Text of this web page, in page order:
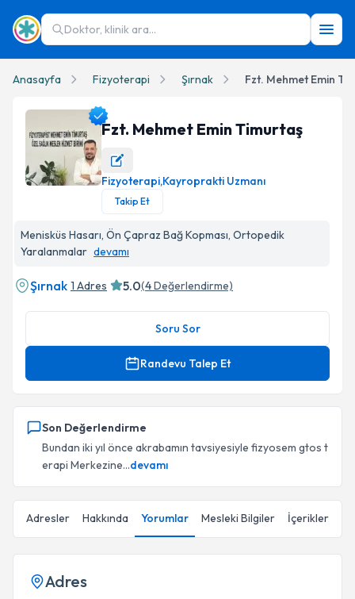
Doktor, klinik ara...
Anasayfa Fizyoterapi Şırnak Fzt. Mehmet Emin
Fzt. Mehmet Emin Timurtaş Profil Fotoğrafı
Fzt. Mehmet Emin Timurtaş
Fizyoterapi,Kayroprakti Uzmanı
Takip Et
Menisküs Hasarı, Ön Çapraz Bağ Kopması, Ortopedik
Yaralanmalar devamı
Şırnak 1 Adres 5.0(4Değerlendirme)
Soru Sor
Randevu Talep Et
Son Değerlendirme
Bundan iki yıl önce akrabamın tavsiyesiyle fizyosem gtos t
erapi Merkezine...devamı
Adresler Hakkında Yorumlar Mesleki Bilgiler İçerikler
Adres